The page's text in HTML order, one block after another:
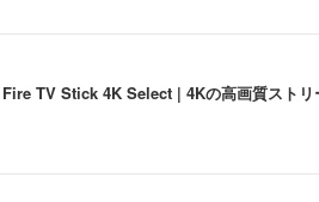
TV Stick 4K Select | 4Kの高画質スト